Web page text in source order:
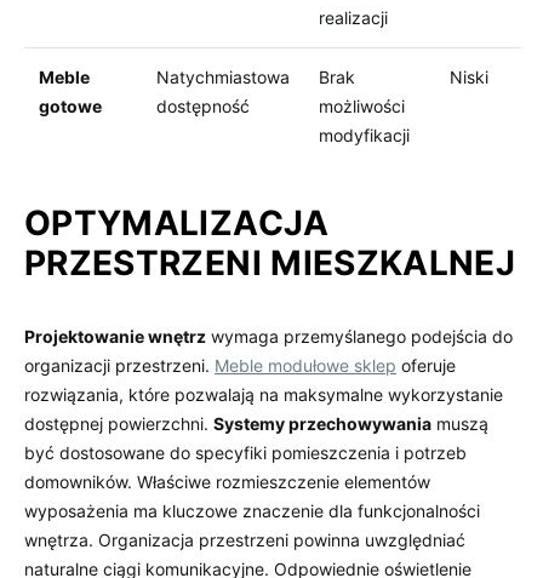
realizacji
Meble
gotowe
Natychmiastowa
dostępność
Brak
możliwości
modyfikacji
Niski
OPTYMALIZACJA
PRZESTRZENI MIESZKALNEJ
Projektowanie wnętrz wymaga przemyślanego podejścia do
organizacji przestrzeni. Meble modułowe sklep oferuje
rozwiązania, które pozwalają na maksymalne wykorzystanie
dostępnej powierzchni. Systemy przechowywania muszą
być dostosowane do specyfiki pomieszczenia i potrzeb
domowników. Właściwe rozmieszczenie elementów
wyposażenia ma kluczowe znaczenie dla funkcjonalności
wnętrza. Organizacja przestrzeni powinna uwzględniać
naturalne ciągi komunikacyjne. Odpowiednie oświetlenie